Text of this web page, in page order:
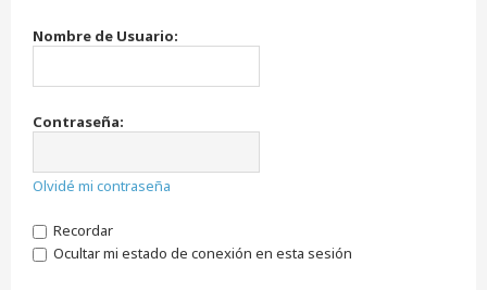
Nombre de Usuario:
Contraseña:
Olvidé mi contraseña
Recordar
Ocultar mi estado de conexión en esta sesión